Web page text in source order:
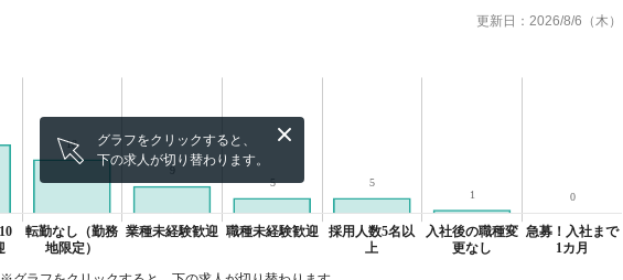
更新日： 2026/8/6（木）
グラフをクリックすると、
下の求人が切り替わります。